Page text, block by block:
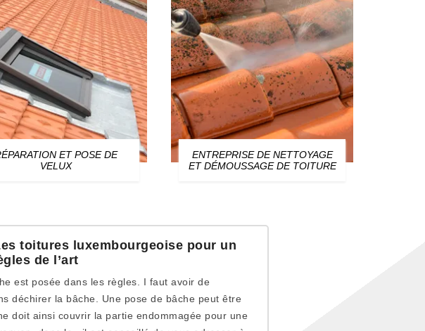
ET POSE DE
VELUX
ENTREPRISE DE NETTOYAGE
ET DÉMOUSSAGE DE TOITURE
toitures luxembourgeoise pour un
de l’art
est posée dans les règles. I faut avoir de
déchirer la bâche. Une pose de bâche peut être
doit ainsi couvrir la partie endommagée pour une